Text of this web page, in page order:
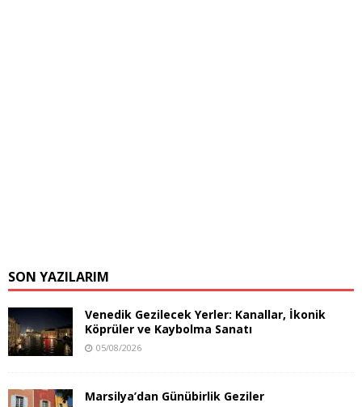
SON YAZILARIM
Venedik Gezilecek Yerler: Kanallar, İkonik
Köprüler ve Kaybolma Sanatı
05/08/2026
Marsilya’dan Günübirlik Geziler